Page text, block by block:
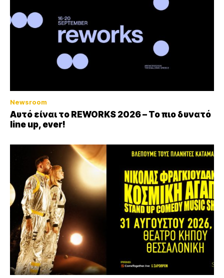
Newsroom
Αυτό είναι το REWORKS 2026 – Το πιο δυνατό
line up, ever!